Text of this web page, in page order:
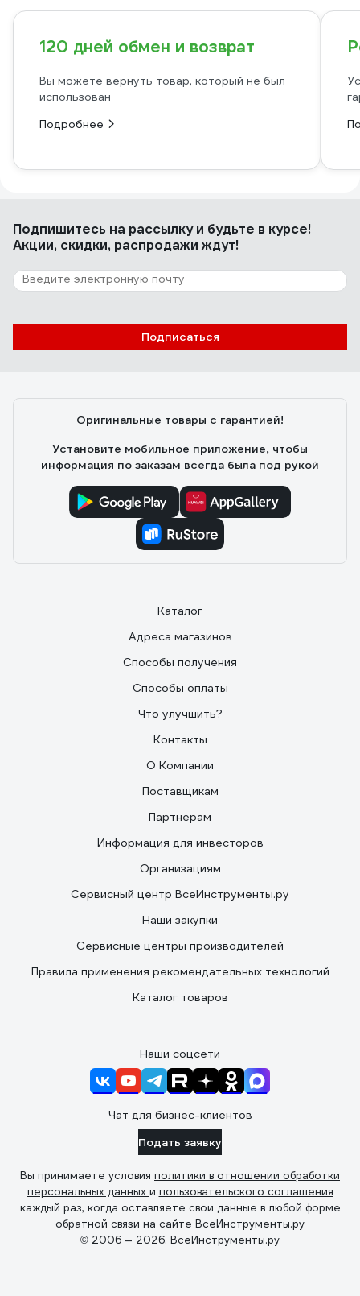
120 дней обмен и возврат
Вы можете вернуть товар, который не был
использован
Подробнее
Подпишитесь на рассылкуи будьте в курсе!
Акции, скидки, распродажи ждут!
Подписаться
Оригинальные товары с гарантией!
Установите мобильное приложение, чтобы
информация по заказам всегда была под рукой
Каталог
Адреса магазинов
Способы получения
Способы оплаты
Что улучшить?
Контакты
О Компании
Поставщикам
Партнерам
Информация для инвесторов
Организациям
Сервисный центр ВсеИнструменты.ру
Наши закупки
Сервисные центры производителей
Правила применения рекомендательных технологий
Каталог товаров
Наши соцсети
Чат для бизнес-клиентов
Подать заявку
Вы принимаете условия политики в отношении обработки
персональных данных и пользовательского соглашения
каждый раз, когда оставляете свои данные в любой форме
обратной связи на сайте ВсеИнструменты.ру
© 2006 — 2026. ВсеИнструменты.ру